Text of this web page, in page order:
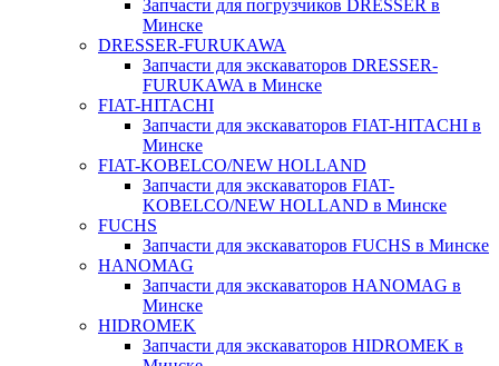
Запчасти для погрузчиков DRESSER в
Минске
DRESSER-FURUKAWA
Запчасти для экскаваторов DRESSER-
FURUKAWA в Минске
FIAT-HITACHI
Запчасти для экскаваторов FIAT-HITACHI в
Минске
FIAT-KOBELCO/NEW HOLLAND
Запчасти для экскаваторов FIAT-
KOBELCO/NEW HOLLAND в Минске
FUCHS
Запчасти для экскаваторов FUCHS в Минске
HANOMAG
Запчасти для экскаваторов HANOMAG в
Минске
HIDROMEK
Запчасти для экскаваторов HIDROMEK в